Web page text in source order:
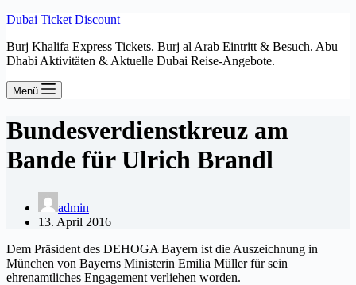
Dubai Ticket Discount
Burj Khalifa Express Tickets. Burj al Arab Eintritt & Besuch. Abu
Dhabi Aktivitäten & Aktuelle Dubai Reise-Angebote.
Menü
Bundesverdienstkreuz am
Bande für Ulrich Brandl
admin
13. April 2016
Dem Präsident des DEHOGA Bayern ist die Auszeichnung in
München von Bayerns Ministerin Emilia Müller für sein
ehrenamtliches Engagement verliehen worden.